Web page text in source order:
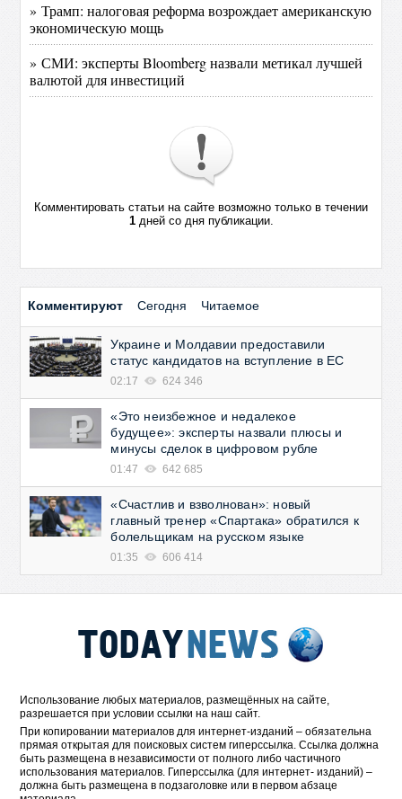
» Трамп: налоговая реформа возрождает американскую
экономическую мощь
» СМИ: эксперты Bloomberg назвали метикал лучшей
валютой для инвестиций
Комментировать статьи на сайте возможно только в течении
1дней со дня публикации.
Комментируют Сегодня Читаемое
Украине и Молдавии предоставили
статус кандидатов на вступление в ЕС
02:17 624 346
«Это неизбежное и недалекое
будущее»: эксперты назвали плюсы и
минусы сделок в цифровом рубле
01:47 642 685
«Счастлив и взволнован»: новый
главный тренер «Спартака» обратился к
болельщикам на русском языке
01:35 606 414
Использование любых материалов, размещённых на сайте,
разрешается при условии ссылки на наш сайт.
При копировании материалов для интернет-изданий – обязательна
прямая открытая для поисковых систем гиперссылка. Ссылка должна
быть размещена в независимости от полного либо частичного
использования материалов. Гиперссылка (для интернет- изданий) –
должна быть размещена в подзаголовке или в первом абзаце